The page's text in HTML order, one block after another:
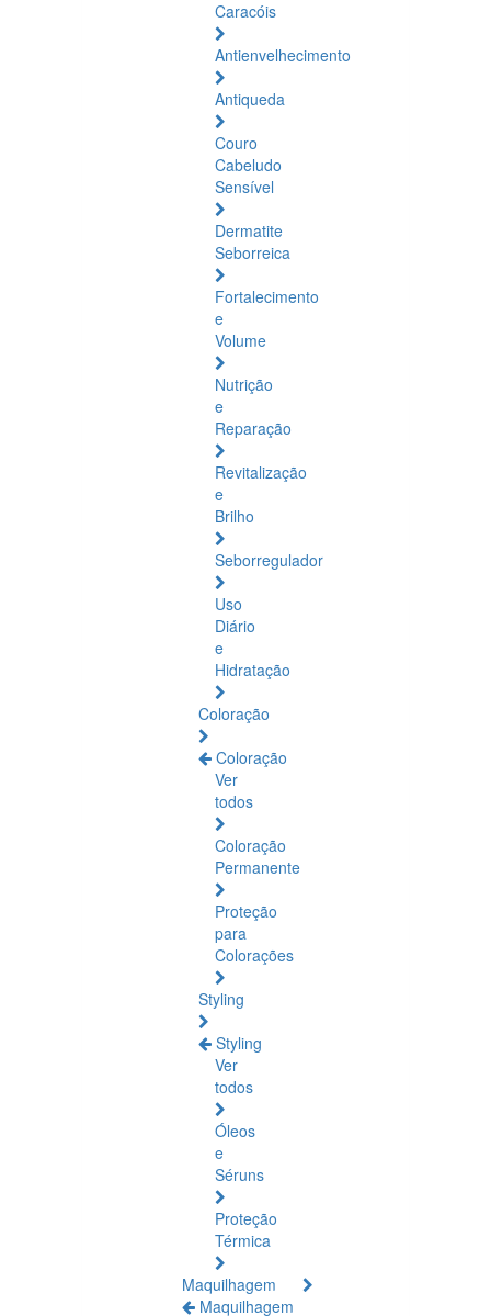
Caracóis
Antienvelhecimento
Antiqueda
Couro
Cabeludo
Sensível
Dermatite
Seborreica
Fortalecimento
e
Volume
Nutrição
e
Reparação
Revitalização
e
Brilho
Seborregulador
Uso
Diário
e
Hidratação
Coloração
Coloração
Ver
todos
Coloração
Permanente
Proteção
para
Colorações
Styling
Styling
Ver
todos
Óleos
e
Séruns
Proteção
Térmica
Maquilhagem
Maquilhagem